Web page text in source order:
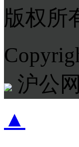
版权所
沪公
▲